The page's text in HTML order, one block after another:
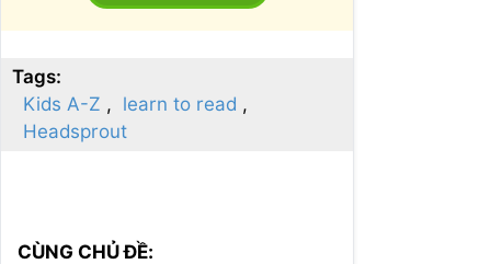
Tags:
Kids A-Z
learn to read
Headsprout
CÙNG CHỦ ĐỀ: